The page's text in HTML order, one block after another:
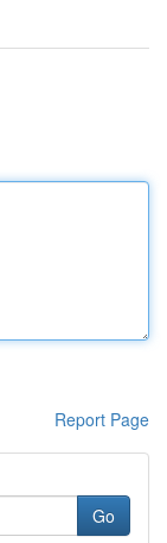
Report Page
Go